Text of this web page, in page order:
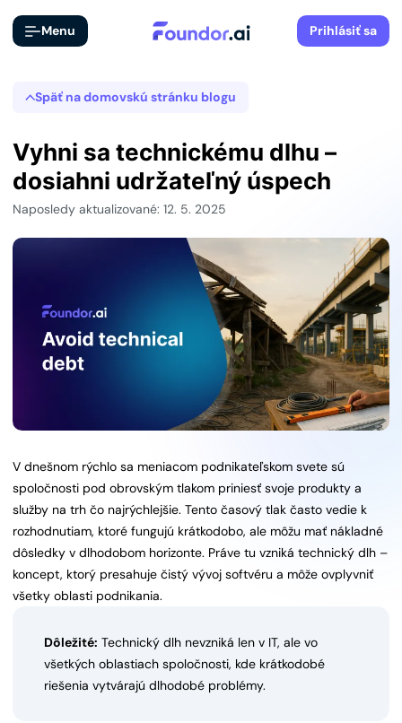
Menu Prihlásiť sa
Späť na domovskú stránku blogu
Vyhni sa technickému dlhu –
dosiahni udržateľný úspech
Naposledy aktualizované: 12. 5. 2025
V dnešnom rýchlo sa meniacom podnikateľskom svete sú
spoločnosti pod obrovským tlakom priniesť svoje produkty a
služby na trh čo najrýchlejšie. Tento časový tlak často vedie k
rozhodnutiam, ktoré fungujú krátkodobo, ale môžu mať nákladné
dôsledky v dlhodobom horizonte. Práve tu vzniká technický dlh –
koncept, ktorý presahuje čistý vývoj softvéru a môže ovplyvniť
všetky oblasti podnikania.
Dôležité: Technický dlh nevzniká len v IT, ale vo
všetkých oblastiach spoločnosti, kde krátkodobé
riešenia vytvárajú dlhodobé problémy.